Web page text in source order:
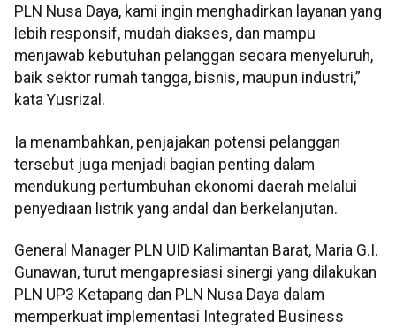
PLN Nusa Daya, kami ingin menghadirkan layanan yang
lebih responsif, mudah diakses, dan mampu
menjawab kebutuhan pelanggan secara menyeluruh,
baik sektor rumah tangga, bisnis, maupun industri,”
kata Yusrizal.
Ia menambahkan, penjajakan potensi pelanggan
tersebut juga menjadi bagian penting dalam
mendukung pertumbuhan ekonomi daerah melalui
penyediaan listrik yang andal dan berkelanjutan.
General Manager PLN UID Kalimantan Barat, Maria G.I.
Gunawan, turut mengapresiasi sinergi yang dilakukan
PLN UP3 Ketapang dan PLN Nusa Daya dalam
memperkuat implementasi Integrated Business